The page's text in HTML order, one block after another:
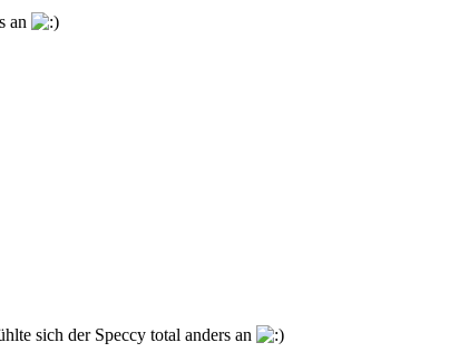
an
sich der Speccy total anders an